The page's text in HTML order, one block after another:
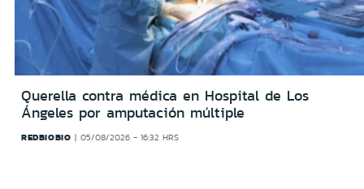
Querella contra médica en Hospital de Los
Ángeles por amputación múltiple
REDBIOBIO 05/08/2026 - 16:32 HRS